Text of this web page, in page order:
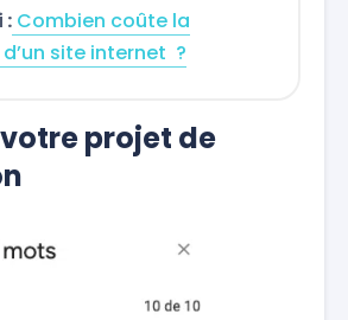
: Combien coûte la
site internet ?
projet de